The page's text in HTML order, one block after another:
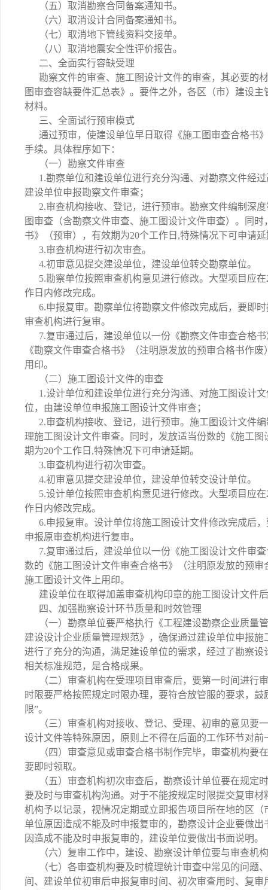
（五）取消勘察合同备案通知书。
（六）取消设计合同备案通知书。
（七）取消地下管线资料交接单。
（八）取消地震安全性评价报告。
二、全面实行容缺受理
勘察文件的审查、施工图设计文件的审查，其必要的
图审查容缺要件汇总表》。要件之外，各区（市）建设
材料。
三、全面试行预审模式
通过预审，使建设单位早日取得《施工图审查合格书
手续。具体程序如下：
（一）勘察文件审查
1.勘察单位和建设单位进行充分沟通、对勘察文件经
建设单位申报勘察文件审查；
2.审查机构接收、登记，进行预审。勘察文件编制深
图审查（含勘察文件审查、施工图设计文件审查）。同
书》（预审），有效期为20个工作日,特殊情况下可申请
3.审查机构进行初次审查。
4.初审意见提交建设单位，建设单位转交勘察单位。
5.勘察单位按照审查机构意见进行修改。大型项目应
作日内修改完成。
6.申报复审。勘察单位将勘察文件修改完成后，要即
审查机构进行复审。
7.复审通过后，建设单位以一份《勘察文件审查合格
《勘察文件审查合格书》（注明原发放的预审合格书作
用印。
（二）施工图设计文件的审查
1.设计单位和建设单位进行充分沟通、对施工图设计
位，由建设单位申报施工图设计文件审查；
2.审查机构接收、登记，进行预审。施工图设计文件
理施工图设计文件审查。同时，发放适当份数的《施工
期为20个工作日,特殊情况下可申请延期。
3.审查机构进行初次审查。
4.初审意见提交建设单位，建设单位转交设计单位。
5.设计单位按照审查机构意见进行修改。大型项目应
作日内修改完成。
6.申报复审。设计单位将施工图设计文件修改完成后
申报原审查机构进行复审。
7.复审通过后，建设单位以一份《施工图设计文件审
数的《施工图设计文件审查合格书》（注明原发放的预
施工图设计文件上用印。
建设单位在取得加盖审查机构印章的施工图设计文件
四、加强勘察设计环节质量和时效管理
（一）勘察单位要严格执行《工程建设勘察企业质量
建设设计企业质量管理规范》，确保通过建设单位申报
进行了充分的沟通，满足建设单位的需求，经过了勘察
相关标准规范，是合格成果。
（二）审查机构在受理项目审查后，要第一时间进行
时限要严格按照规定时限办理，要符合放管服的要求，
限”。
（三）审查机构对接收、登记、受理、初审的意见要
设计文件等特殊原因，原则上不得在后面的工作环节对
（四）审查意见或审查合格书制作完毕，审查机构要
要即时领取。
（五）审查机构初次审查后，勘察设计单位要在规定
要及时与审查机构沟通。对于不能按规定时限提交复审
机构予以记录，视情况定期或立即报告项目所在地的区
单位原因造成不能及时申报复审的，勘察设计企业要做
因造成不能及时申报复审的，建设单位要做出书面说明。
（六）复审工作中，建设、勘察设计单位要与审查机
（七）各审查机构要及时梳理统计审查中常见的问题
间、建设单位初审后申报复审时间、初次审查用时、复